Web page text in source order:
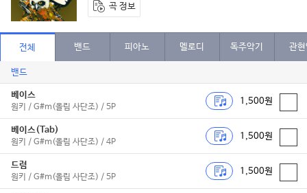
곡 정보
전체 밴드 피아노 멜로디 독주악기 관
밴드
베이스
원키 / G#m(올림 사단조) / 5P
1,500원
베이스(Tab)
원키 / G#m(올림 사단조) / 4P
1,500원
드럼
원키 / G#m(올림 사단조) / 5P
1,500원